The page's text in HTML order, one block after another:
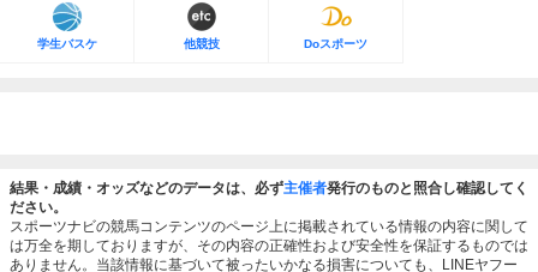
学生バスケ 他競技 Doスポーツ
結果・成績・オッズなどのデータは、必ず主催者発行のものと照合し確認してく
ださい。
スポーツナビの競馬コンテンツのページ上に掲載されている情報の内容に関して
は万全を期しておりますが、その内容の正確性および安全性を保証するものでは
ありません。当該情報に基づいて被ったいかなる損害についても、LINEヤフー